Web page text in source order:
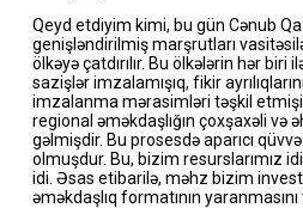
Qeyd etdiyim kimi, bu gün Cənub
genişləndirilmiş marşrutları
ölkəyə çatdırılır. Bu ölkələrin hər biri
sazişlər imzalamışıq, fikir
imzalanma mərasimləri təşkil
regional əməkdaşlığın çoxşaxəli və
gəlmişdir. Bu prosesdə aparıcı
olmuşdur. Bu, bizim resurslarımız
idi. Əsas etibarilə, məhz bizim
əməkdaşlıq formatının